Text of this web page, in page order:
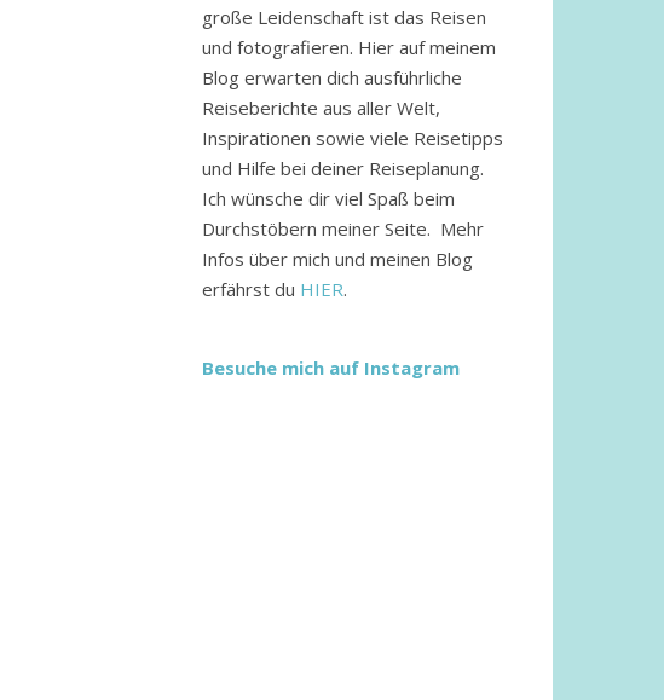
große Leidenschaft ist das Reisen
und fotografieren. Hier auf meinem
Blog erwarten dich ausführliche
Reiseberichte aus aller Welt,
Inspirationen sowie viele Reisetipps
und Hilfe bei deiner Reiseplanung.
Ich wünsche dir viel Spaß beim
Durchstöbern meiner Seite. Mehr
Infos über mich und meinen Blog
erfährst du HIER.
Besuche mich auf Instagram